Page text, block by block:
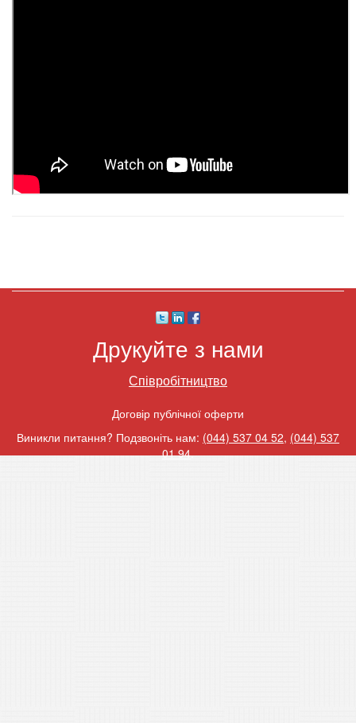
Друкуйте з нами
Співробітництво
Договір публічної оферти
Виникли питання? Подзвоніть нам: (044) 537 04 52, (044) 537
01 94.